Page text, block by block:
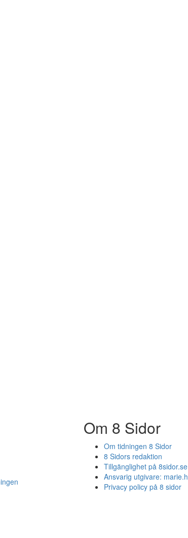
Om 8 Sidor
Om tidningen 8 Sidor
8 Sidors redaktion
Tillgänglighet på 8sidor.se
Ansvarig utgivare:
Privacy policy på 8 sidor